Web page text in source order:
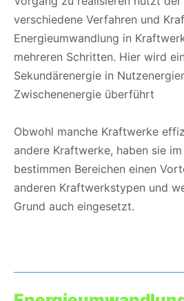
verschiedene Verfahren und
Energieumwandlung in
mehreren Schritten. Hier wird
Sekundärenergie in
Zwischenenergie überführt
Obwohl manche Kraftwerke
andere Kraftwerke, haben sie
bestimmen Bereichen einen
anderen Kraftwerkstypen und
Grund auch eingesetzt.